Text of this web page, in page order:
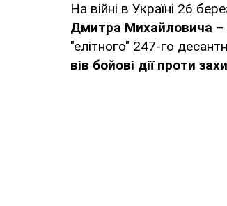
На війні в Україні 26
Дмитра Михайловича –
"елітного" 247-го
вів бойові дії проти